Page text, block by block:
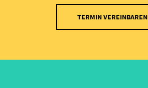
TERMIN VEREINBAREN